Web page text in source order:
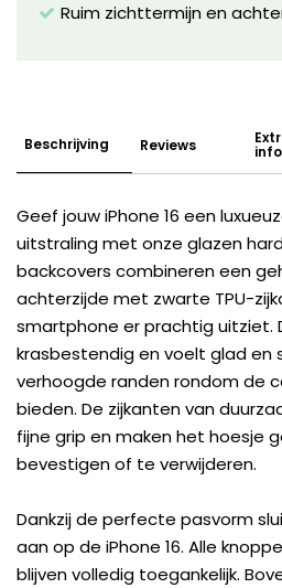
Ruim zichttermijn en
Beschrijving Reviews
Geef jouw iPhone 16 een
uitstraling met onze glazen
backcovers combineren een
achterzijde met zwarte TPU-
smartphone er prachtig uitziet.
krasbestendig en voelt glad en
verhoogde randen rondom de
bieden. De zijkanten van
fijne grip en maken het hoesje
bevestigen of te verwijderen.
Dankzij de perfecte pasvorm
aan op de iPhone 16. Alle
blijven volledig toegankelijk.